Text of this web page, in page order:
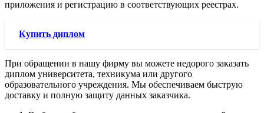
приложения и регистрацию в соответствующих реестрах.
Купить диплом
При обращении в нашу фирму вы можете недорого заказать
диплом университета, техникума или другого
образовательного учреждения. Мы обеспечиваем быструю
доставку и полную защиту данных заказчика.